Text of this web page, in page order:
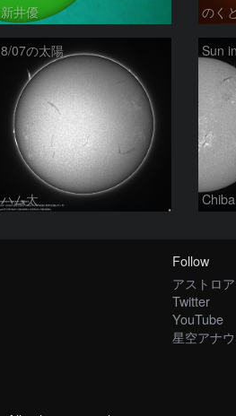
新井優 のく
8/07の太陽
ハム太
Follow
アストロ
Twitter
YouTube
星空アナ